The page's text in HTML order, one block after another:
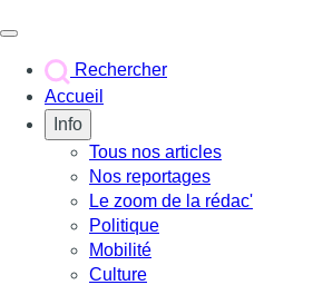
Rechercher
Accueil
Info
Tous nos articles
Nos reportages
Le zoom de la rédac'
Politique
Mobilité
Culture